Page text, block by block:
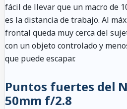
fácil de llevar que un macro de
es la distancia de trabajo. Al
frontal queda muy cerca del
con un objeto controlado y
que puede escapar.
Puntos fuertes del
50mm f/2.8